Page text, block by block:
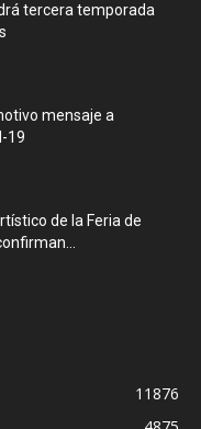
tercera temporada
mensaje a
19
de la Feria de
11876